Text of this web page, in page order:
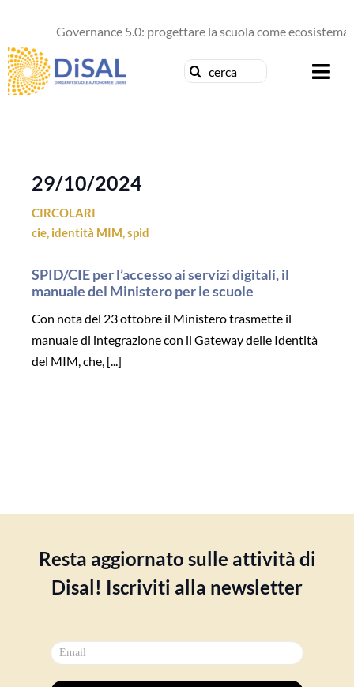
contenuto
Governance 5.0: progettare la scuola come ecosistema
Cerca
Formazione
Contattaci
29/10/2024
CIRCOLARI
cie, identità MIM,spid
SPID/CIE per l’accesso ai servizi digitali, il
manuale del Ministero per le scuole
Con nota del 23 ottobre il Ministero trasmette il
manuale di integrazione con il Gateway delle Identità
del MIM, che, [...]
Resta aggiornato sulle attività di
Disal! Iscriviti alla newsletter